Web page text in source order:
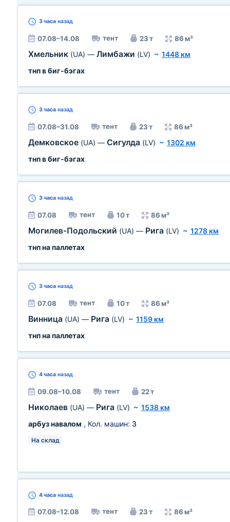
3 часа назад
07.08–14.08 тент 23 т 86 м³
Хмельник (UA) — Лимбажи (LV) ~ 1448 км
тнп в биг-бэгах
3 часа назад
07.08–31.08 тент 23 т 86 м³
Демковское (UA) — Сигулда (LV) ~ 1302 км
тнп в биг-бэгах
3 часа назад
07.08 тент 10 т 86 м³
Могилев-Подольский (UA) — Рига (LV) ~ 1278 км
тнп на паллетах
3 часа назад
07.08 тент 10 т 86 м³
Винница (UA) — Рига (LV) ~ 1159 км
тнп на паллетах
4 часа назад
09.08–10.08 тент 22 т
Николаев (UA) — Рига (LV) ~ 1538 км
арбуз навалом , Кол. машин: 3
На склад
4 часа назад
07.08–12.08 тент 23 т 86 м³